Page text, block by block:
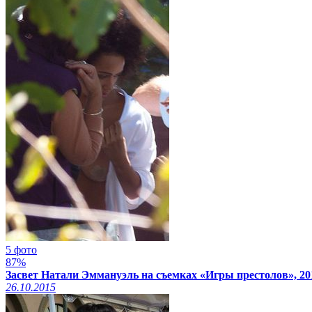
5 фото
87%
Засвет Натали Эммануэль на съемках «Игры престолов»,
26.10.2015